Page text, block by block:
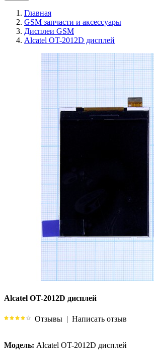
Главная
GSM запчасти и аксессуары
Дисплеи GSM
Alcatel OT-2012D дисплей
Alcatel OT-2012D дисплей
Отзывы | Написать отзыв
Модель: Alcatel OT-2012D дисплей